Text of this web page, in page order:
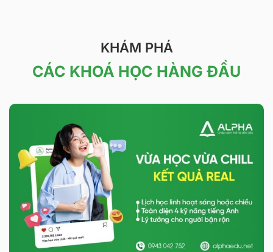
KHÁM PHÁ
CÁC KHOÁ HỌC HÀNG ĐẦU